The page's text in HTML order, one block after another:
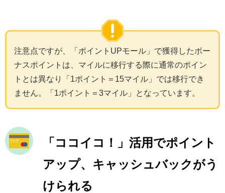
注意点ですが、「ポイントUPモール」で獲得したボー
ナスポイントは、マイルに移行する際に通常のポイン
トとは異なり「1ポイント＝15マイル」では移行でき
ません。「1ポイント＝3マイル」となっています。
「ココイコ！」活用でポイント
アップ、キャッシュバックがう
けられる